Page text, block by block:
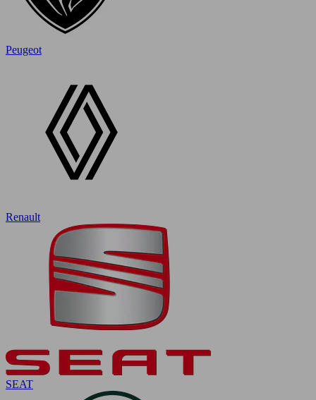
Peugeot
Renault
SEAT